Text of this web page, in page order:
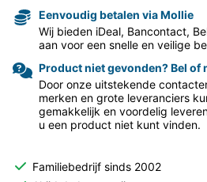
Eenvoudig betalen via Mollie
Wij bieden iDeal, Bancontact,
aan voor een snelle en veilige
Product niet gevonden? Bel of
Door onze uitstekende
merken en grote leveranciers
gemakkelijk en voordelig
u een product niet kunt vinden.
Familiebedrijf sinds 2002